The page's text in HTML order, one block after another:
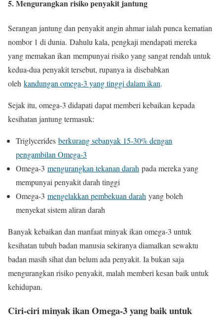
5. Mengurangkan risiko penyakit jantung
Serangan jantung dan penyakit angin ahmar ialah punca kematian
nombor 1 di dunia. Dahulu kala, pengkaji mendapati mereka
yang memakan ikan mempunyai risiko yang sangat rendah untuk
kedua-dua penyakit tersebut, rupanya ia disebabkan
oleh kandungan omega-3 yang tinggi dalam ikan.
Sejak itu, omega-3 didapati dapat memberi kebaikan kepada
kesihatan jantung termasuk:
Triglycerides berkurang sebanyak 15-30% dengan
pengambilan Omega-3
Omega-3 mengurangkan tekanan darah pada mereka yang
mempunyai penyakit darah tinggi
Omega-3 mengelakkan pembekuan darah yang boleh
menyekat sistem aliran darah
Banyak kebaikan dan manfaat minyak ikan omega-3 untuk
kesihatan tubuh badan manusia sekiranya diamalkan sewaktu
badan masih sihat dan belum ada penyakit. Ia bukan saja
mengurangkan risiko penyakit, malah memberi kesan baik untuk
kehidupan.
Ciri-ciri minyak ikan Omega-3 yang baik untuk